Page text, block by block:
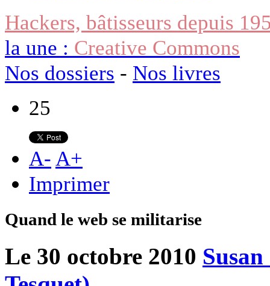
Hackers, bâtisseurs depuis
la une : Creative Commons
Nos dossiers - Nos livres
25
A- A+
Imprimer
Quand le web se militarise
Le 30 octobre 2010